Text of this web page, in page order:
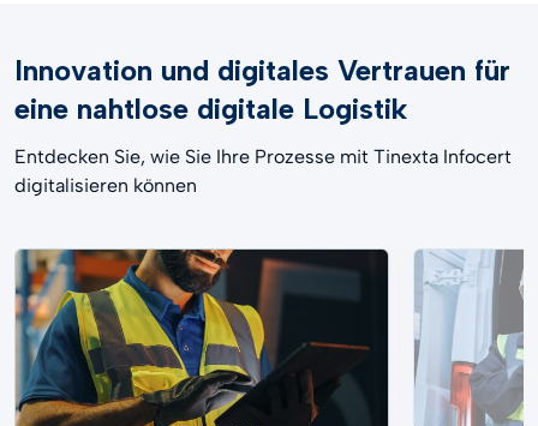
Innovation und digitales Vertrauen für
eine nahtlose digitale Logistik
Entdecken Sie, wie Sie Ihre Prozesse mit Tinexta Infocert
digitalisieren können